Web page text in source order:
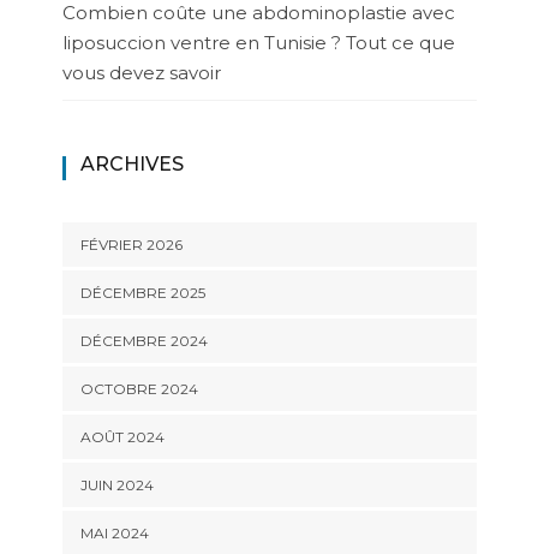
Combien coûte une abdominoplastie avec
liposuccion ventre en Tunisie ? Tout ce que
vous devez savoir
ARCHIVES
FÉVRIER 2026
DÉCEMBRE 2025
DÉCEMBRE 2024
OCTOBRE 2024
AOÛT 2024
JUIN 2024
MAI 2024